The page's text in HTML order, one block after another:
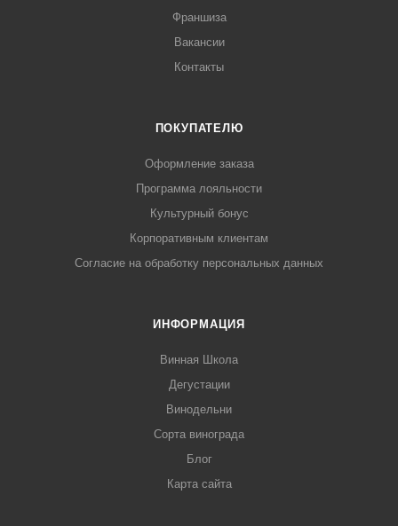
Франшиза
Вакансии
Контакты
ПОКУПАТЕЛЮ
Оформление заказа
Программа лояльности
Культурный бонус
Корпоративным клиентам
Согласие на обработку персональных данных
ИНФОРМАЦИЯ
Винная Школа
Дегустации
Винодельни
Сорта винограда
Блог
Карта сайта